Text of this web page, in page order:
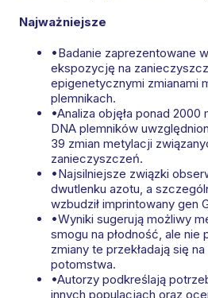
Najważniejsze
•Badanie zaprezentowane
ekspozycję na
epigenetycznymi zmianami
plemnikach.
•Analiza objęła ponad 2000
DNA plemników
39 zmian metylacji
zanieczyszczeń.
•Najsilniejsze związki
dwutlenku azotu, a
wzbudził imprintowany gen
•Wyniki sugerują możliwy
smogu na płodność, ale
zmiany te przekładają się
potomstwa.
•Autorzy podkreślają
innych populacjach oraz